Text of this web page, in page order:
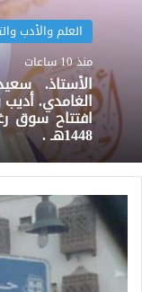
العلم والأدب
منذ 10 ساعات
الأستاذ.
الغامدي.
1448هـ .
حارة
المظلوم
بجدة
..
سميت